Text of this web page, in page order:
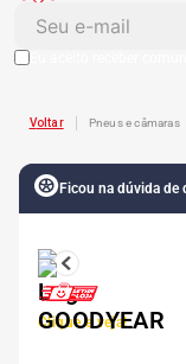
pneus e câmaras
Ficou na dúvida de
Clique e veja!
2 º Kit Pneu
4º Kit 4 Pneu
6º